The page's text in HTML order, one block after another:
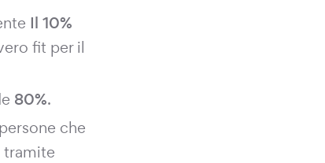
Il 10%
fit per il
80%.
che
tramite